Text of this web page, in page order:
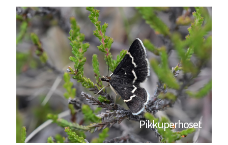
Pikkuperhoset